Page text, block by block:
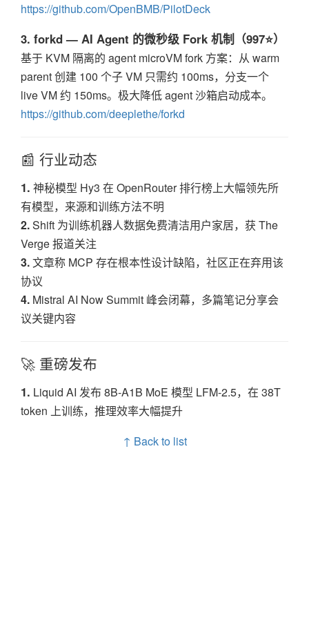
https://github.com/OpenBMB/PilotDeck
3. forkd — AI Agent 的微秒级 Fork 机制（997⭐）
基于 KVM 隔离的 agent microVM fork 方案：从 warm
parent 创建 100 个子 VM 只需约 100ms，分支一个
live VM 约 150ms。极大降低 agent 沙箱启动成本。
https://github.com/deeplethe/forkd
📰 行业动态
1. 神秘模型 Hy3 在 OpenRouter 排行榜上大幅领先所
有模型，来源和训练方法不明
2.Shift 为训练机器人数据免费清洁用户家居，获 The
Verge 报道关注
3.文章称 MCP 存在根本性设计缺陷，社区正在弃用该
协议
4. Mistral AI Now Summit 峰会闭幕，多篇笔记分享会
议关键内容
🚀 重磅发布
1. Liquid AI 发布 8B-A1B MoE 模型 LFM-2.5，在 38T
token 上训练，推理效率大幅提升
↑ Back to list